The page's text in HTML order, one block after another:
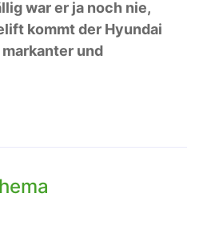
war er ja noch nie,
kommt der Hyundai
und